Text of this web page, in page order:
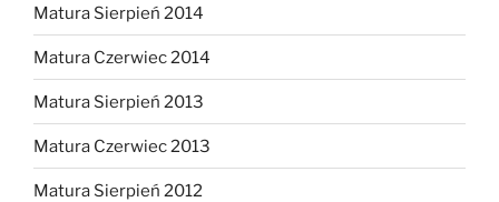
Matura Sierpień 2014
Matura Czerwiec 2014
Matura Sierpień 2013
Matura Czerwiec 2013
Matura Sierpień 2012